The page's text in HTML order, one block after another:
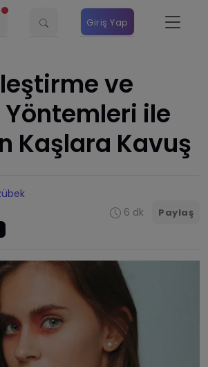
Giriş Yap
ve
ile
Kaşlara Kavuş
6 dk Paylaş